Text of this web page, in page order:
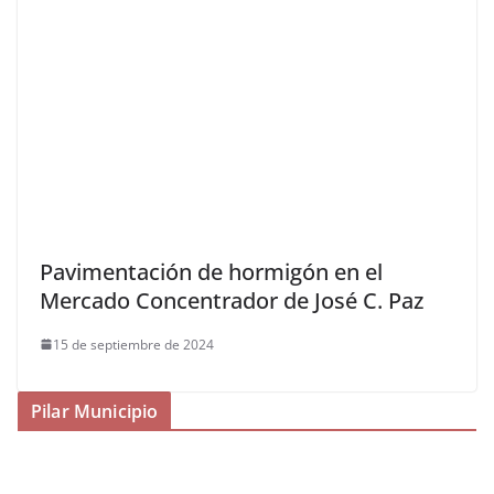
Pavimentación de hormigón en el
Mercado Concentrador de José C. Paz
15 de septiembre de 2024
Pilar Municipio